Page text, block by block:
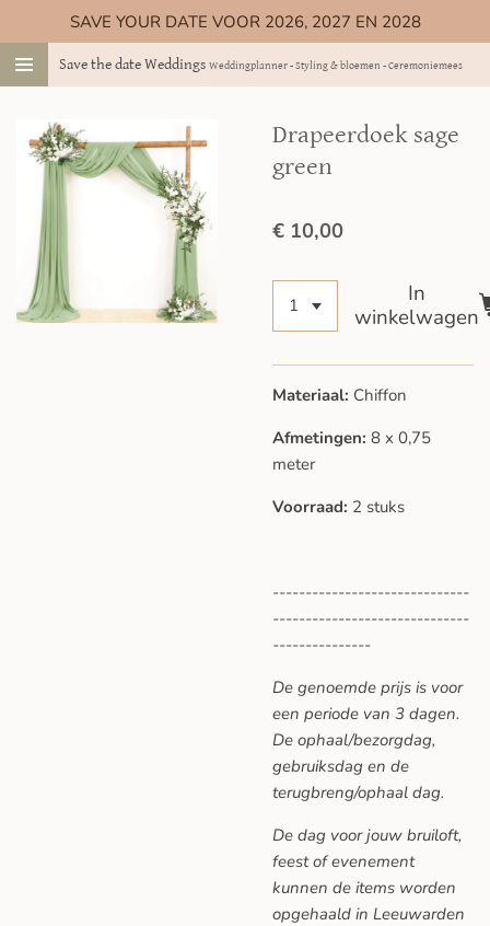
direct
naar
hoofdinhoud
Save the date Weddings Weddingplanner - Styling & bloemen - Ceremoniemeester
SAVE YOUR DATE VOOR 2026, 2027 EN 2028
Drapeerdoek sage
green
€ 10,00
In
winkelwagen
Materiaal: Chiffon
Afmetingen: 8 x 0,75
meter
Voorraad: 2 stuks
------------------------------
------------------------------
---------------
De genoemde prijs is voor
een periode van 3 dagen.
De ophaal/bezorgdag,
gebruiksdag en de
terugbreng/ophaal dag.
De dag voor jouw bruiloft,
feest of evenement
kunnen de items worden
opgehaald in Leeuwarden